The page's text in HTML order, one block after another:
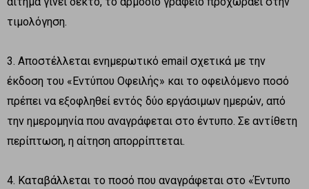
τιμολόγηση.
3. Αποστέλλεται ενημερωτικό email σχετικά με την
έκδοση του «Εντύπου Οφειλής» και το οφειλόμενο ποσό
πρέπει να εξοφληθεί εντός δύο εργάσιμων ημερών, από
την ημερομηνία που αναγράφεται στο έντυπο. Σε αντίθετη
περίπτωση, η αίτηση απορρίπτεται.
4. Καταβάλλεται το ποσό που αναγράφεται στο «Έντυπο